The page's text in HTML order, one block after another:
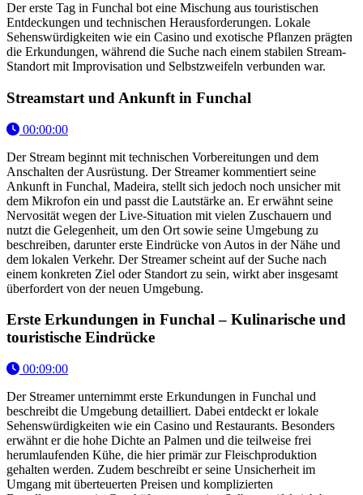
Der erste Tag in Funchal bot eine Mischung aus touristischen
Entdeckungen und technischen Herausforderungen. Lokale
Sehenswürdigkeiten wie ein Casino und exotische Pflanzen prägten
die Erkundungen, während die Suche nach einem stabilen Stream-
Standort mit Improvisation und Selbstzweifeln verbunden war.
Streamstart und Ankunft in Funchal
00:00:00
Der Stream beginnt mit technischen Vorbereitungen und dem
Anschalten der Ausrüstung. Der Streamer kommentiert seine
Ankunft in Funchal, Madeira, stellt sich jedoch noch unsicher mit
dem Mikrofon ein und passt die Lautstärke an. Er erwähnt seine
Nervosität wegen der Live-Situation mit vielen Zuschauern und
nutzt die Gelegenheit, um den Ort sowie seine Umgebung zu
beschreiben, darunter erste Eindrücke von Autos in der Nähe und
dem lokalen Verkehr. Der Streamer scheint auf der Suche nach
einem konkreten Ziel oder Standort zu sein, wirkt aber insgesamt
überfordert von der neuen Umgebung.
Erste Erkundungen in Funchal – Kulinarische und
touristische Eindrücke
00:09:00
Der Streamer unternimmt erste Erkundungen in Funchal und
beschreibt die Umgebung detailliert. Dabei entdeckt er lokale
Sehenswürdigkeiten wie ein Casino und Restaurants. Besonders
erwähnt er die hohe Dichte an Palmen und die teilweise frei
herumlaufenden Kühe, die hier primär zur Fleischproduktion
gehalten werden. Zudem beschreibt er seine Unsicherheit im
Umgang mit überteuerten Preisen und komplizierten